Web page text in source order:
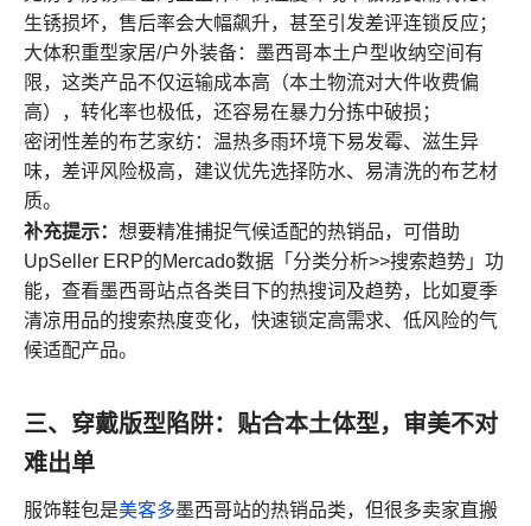
生锈损坏，售后率会大幅飙升，甚至引发差评连锁反应；
大体积重型家居/户外装备：墨西哥本土户型收纳空间有
限，这类产品不仅运输成本高（本土物流对大件收费偏
高），转化率也极低，还容易在暴力分拣中破损；
密闭性差的布艺家纺：温热多雨环境下易发霉、滋生异
味，差评风险极高，建议优先选择防水、易清洗的布艺材
质。
补充提示： 想要精准捕捉气候适配的热销品，可借助
UpSeller ERP的Mercado数据「分类分析>>搜索趋势」功
能，查看墨西哥站点各类目下的热搜词及趋势，比如夏季
清凉用品的搜索热度变化，快速锁定高需求、低风险的气
候适配产品。
三、穿戴版型陷阱：贴合本土体型，审美不对
难出单
服饰鞋包是美客多墨西哥站的热销品类，但很多卖家直搬